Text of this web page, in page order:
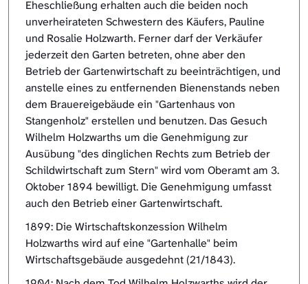
Eheschließung erhalten auch die beiden noch
unverheirateten Schwestern des Käufers, Pauline
und Rosalie Holzwarth. Ferner darf der Verkäufer
jederzeit den Garten betreten, ohne aber den
Betrieb der Gartenwirtschaft zu beeinträchtigen, und
anstelle eines zu entfernenden Bienenstands neben
dem Brauereigebäude ein "Gartenhaus von
Stangenholz" erstellen und benutzen. Das Gesuch
Wilhelm Holzwarths um die Genehmigung zur
Ausübung "des dinglichen Rechts zum Betrieb der
Schildwirtschaft zum Stern" wird vom Oberamt am 3.
Oktober 1894 bewilligt. Die Genehmigung umfasst
auch den Betrieb einer Gartenwirtschaft.
1899: Die Wirtschaftskonzession Wilhelm
Holzwarths wird auf eine "Gartenhalle" beim
Wirtschaftsgebäude ausgedehnt (21/1843).